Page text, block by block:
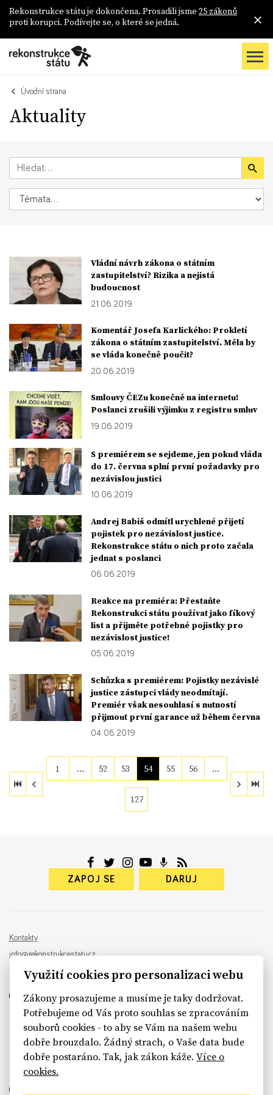
Rekonstrukce státu je dokončena. Prosadili jsme 25 zákonů
proti korupci. Podívejte se, o které se jedná.
Úvodní strana
Aktuality
Vládní návrh zákona o státním
zastupitelství? Rizika a nejistá
budoucnost
21. 06. 2019
Komentář Josefa Karlického: Prokletí
zákona o státním zastupitelství. Měla by
se vláda konečně poučit?
20. 06. 2019
Smlouvy ČEZu konečně na internetu!
Poslanci zrušili výjimku z registru smluv
19. 06. 2019
S premiérem se sejdeme, jen pokud vláda
do 17. června splní první požadavky pro
nezávislou justici
10. 06. 2019
Andrej Babiš odmítl urychlené přijetí
pojistek pro nezávislost justice.
Rekonstrukce státu o nich proto začala
jednat s poslanci
06. 06. 2019
Reakce na premiéra: Přestaňte
Rekonstrukci státu používat jako fíkový
list a přijměte potřebné pojistky pro
nezávislost justice!
05. 06. 2019
Schůzka s premiérem: Pojistky nezávislé
justice zástupci vlády neodmítají.
Premiér však nesouhlasí s nutností
přijmout první garance už během června
04. 06. 2019
1 … 52 53 54 55 56 …
127
ZAPOJ SE DARUJ
Kontakty
info@rekonstrukcestatu.cz
Návrh a vývoj: Sinfin , ilustrace:
sinfin.digital
Využití cookies pro personalizaci webu
Zákony prosazujeme a musíme je taky dodržovat.
Potřebujeme od Vás proto souhlas se zpracováním
souborů cookies - to aby se Vám na našem webu
dobře brouzdalo. Žádný strach, o Vaše data bude
dobře postaráno. Tak, jak zákon káže.Více o
cookies.